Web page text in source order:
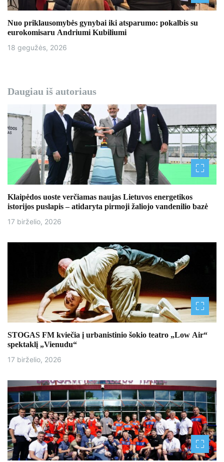
Nuo priklausomybės gynybai iki atsparumo: pokalbis su
eurokomisaru Andriumi Kubiliumi
18 gegužės, 2026
Daugiau iš autoriaus
Klaipėdos uoste verčiamas naujas Lietuvos energetikos
istorijos puslapis – atidaryta pirmoji žaliojo vandenilio bazė
17 birželio, 2026
STOGAS FM kviečia į urbanistinio šokio teatro „Low Air“
spektaklį „Vienudu“
17 birželio, 2026